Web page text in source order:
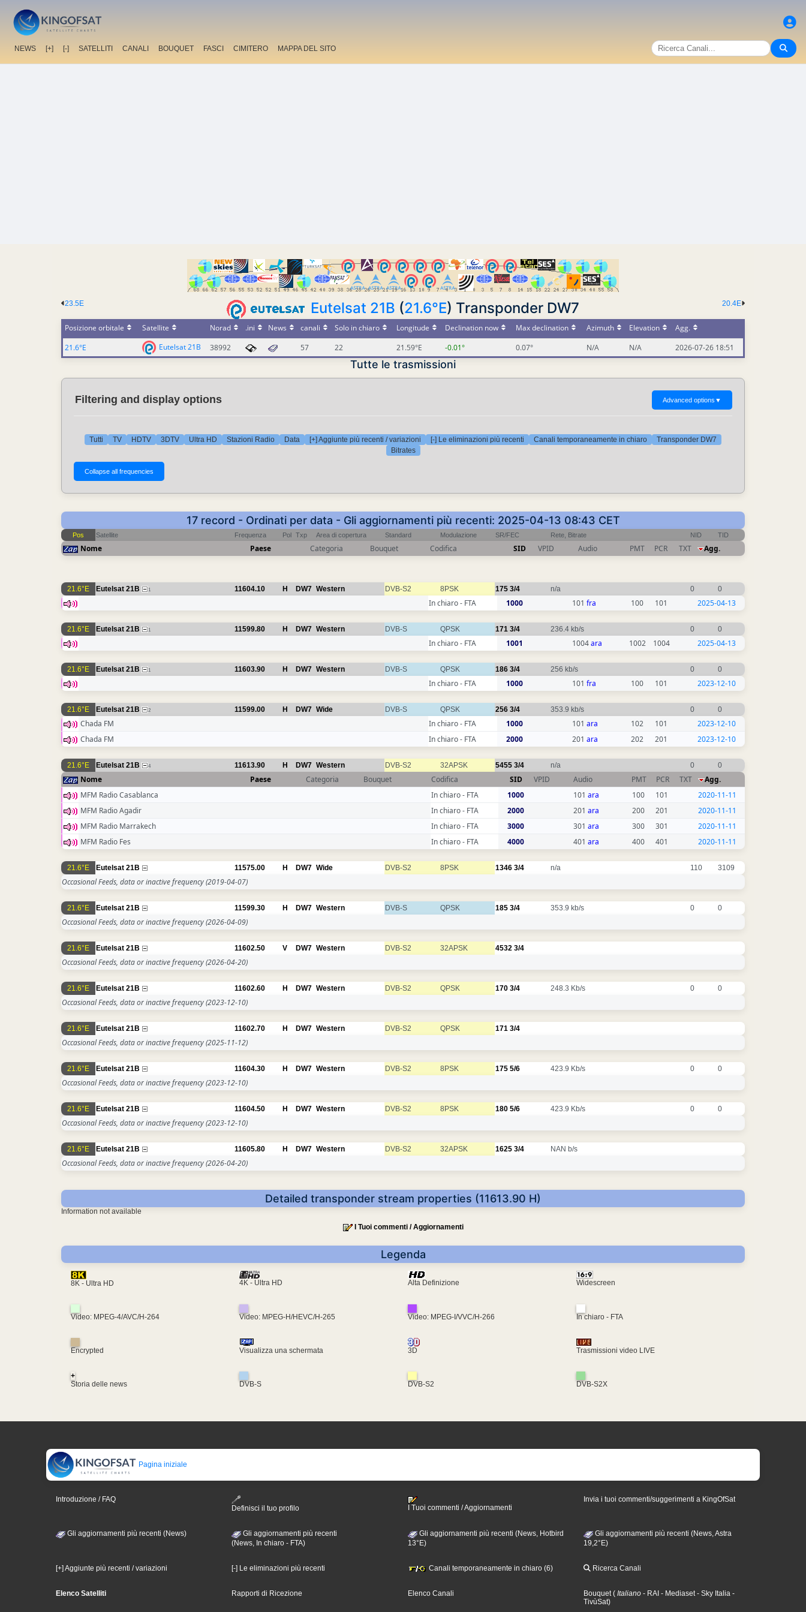
NEWS [+] [-] SATELLITI CANALI BOUQUET FASCI CIMITERO MAPPA DEL SITO
20.4E
23.5E Eutelsat 21B (21.6°E) Transponder DW7
Posizione orbitale Satellite Norad .ini News canali Solo in chiaro Longitude Declination now Max declination Azimuth Elevation
Agg.
21.6°E
Eutelsat 21B 38992 57 22 21.59°E -0.01° 0.07° N/A N/A 2026-07-26 18:51
Tutte le trasmissioni
Filtering and display options Advanced options ▼
Tutti TV HDTV 3DTV Ultra HD Stazioni Radio Data [+] Aggiunte più recenti / variazioni [-] Le eliminazioni più recenti Canali temporaneamente in chiaro
Transponder DW7
Bitrates
17 record - Ordinati per data - Gli aggiornamenti più recenti: 2025-04-13 08:43 CET
Pos Satellite Frequenza Pol Txp Area di copertura Standard Modulazione SR/FEC Rete, Bitrate NID TID
Nome Paese Categoria Bouquet Codifica SID VPID Audio PMT PCR TXT Agg.
21.6°E Eutelsat 21B 1 11604.10 H DW7 Western DVB-S2 8PSK 175 3/4 n/a 0 0
In chiaro - FTA 1000 101 fra 100 101 2025-04-13
21.6°E Eutelsat 21B 1 11599.80 H DW7 Western DVB-S QPSK 171 3/4 236.4 kb/s 0 0
In chiaro - FTA 1001 1004ara 1002 1004 2025-04-13
21.6°E Eutelsat 21B 1 11603.90 H DW7 Western DVB-S QPSK 186 3/4 256 kb/s 0 0
In chiaro - FTA 1000 101 fra 100 101 2023-12-10
21.6°E Eutelsat 21B 2 11599.00 H DW7 Wide DVB-S QPSK 256 3/4 353.9 kb/s 0 0
Chada FM In chiaro - FTA 1000 101 ara 102 101
2023-12-10
Chada FM
In chiaro - FTA 2000 201 ara 202 201 2023-12-10
21.6°E Eutelsat 21B 4 11613.90 H DW7 Western DVB-S2 32APSK 5455 3/4 n/a 0 0
Nome Paese Categoria Bouquet Codifica SID VPID Audio PMT PCR TXT
Agg.
MFM Radio Casablanca
In chiaro - FTA 1000 101 ara 100 101
2020-11-11
MFM Radio Agadir
In chiaro - FTA 2000 201 ara 200 201
2020-11-11
MFM Radio Marrakech
In chiaro - FTA 3000 301 ara 300 301
2020-11-11
MFM Radio Fes
In chiaro - FTA 4000 401 ara 400 401 2020-11-11
21.6°E Eutelsat 21B 11575.00 H DW7 Wide DVB-S2 8PSK 1346 3/4 n/a 110 3109
Occasional Feeds, data or inactive frequency(2019-04-07)
21.6°E Eutelsat 21B 11599.30 H DW7 Western DVB-S QPSK 185 3/4 353.9 kb/s 0 0
Occasional Feeds, data or inactive frequency(2026-04-09)
21.6°E Eutelsat 21B 11602.50 V DW7 Western DVB-S2 32APSK 4532 3/4
Occasional Feeds, data or inactive frequency(2026-04-20)
21.6°E Eutelsat 21B 11602.60 H DW7 Western DVB-S2 QPSK 170 3/4 248.3 Kb/s 0 0
Occasional Feeds, data or inactive frequency(2023-12-10)
21.6°E Eutelsat 21B 11602.70 H DW7 Western DVB-S2 QPSK 171 3/4
Occasional Feeds, data or inactive frequency(2025-11-12)
21.6°E Eutelsat 21B 11604.30 H DW7 Western DVB-S2 8PSK 175 5/6 423.9 Kb/s 0 0
Occasional Feeds, data or inactive frequency(2023-12-10)
21.6°E Eutelsat 21B 11604.50 H DW7 Western DVB-S2 8PSK 180 5/6 423.9 Kb/s 0 0
Occasional Feeds, data or inactive frequency(2023-12-10)
21.6°E Eutelsat 21B 11605.80 H DW7 Western DVB-S2 32APSK 1625 3/4 NAN b/s
Occasional Feeds, data or inactive frequency(2026-04-20)
Detailed transponder stream properties (11613.90 H)
Information not available
I Tuoi commenti / Aggiornamenti
Legenda
8K - Ultra HD 4K - Ultra HD Alta Definizione Widescreen
Video: MPEG-4/AVC/H-264 Video: MPEG-H/HEVC/H-265 Video: MPEG-I/VVC/H-266 In chiaro - FTA
Encrypted Visualizza una schermata 3D Trasmissioni video LIVE
+
Storia delle news
DVB-S DVB-S2 DVB-S2X
Pagina iniziale
Introduzione / FAQ
Definisci il tuo profilo
I Tuoi commenti / Aggiornamenti
Invia i tuoi commenti/suggerimenti a KingOfSat
Gli aggiornamenti più recenti (News)
Gli aggiornamenti più recenti
(News, In chiaro - FTA)
Gli aggiornamenti più recenti (News, Hotbird
13°E)
Gli aggiornamenti più recenti (News, Astra
19,2°E)
[+] Aggiunte più recenti / variazioni [-] Le eliminazioni più recenti Canali temporaneamente in chiaro (6) Ricerca Canali
Elenco Satelliti Rapporti di Ricezione Elenco Canali Bouquet( Italiano - RAI - Mediaset- Sky Italia -
TivùSat)